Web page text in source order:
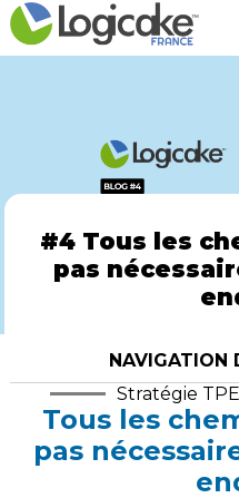
A
Prenez rendez-
Robin
#4 Tous les
pas
NAVIGATION
Stratégie
Tous les
pas
A
Prenez rendez-
Robin